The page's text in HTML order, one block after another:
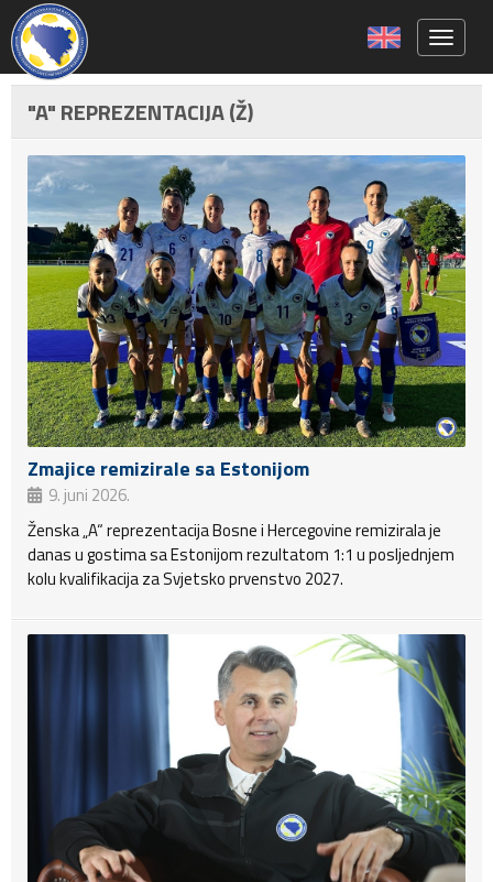
"A" REPREZENTACIJA (Ž)
Zmajice remizirale sa Estonijom
9. juni 2026.
Ženska „A“ reprezentacija Bosne i Hercegovine remizirala je
danas u gostima sa Estonijom rezultatom 1:1 u posljednjem
kolu kvalifikacija za Svjetsko prvenstvo 2027.